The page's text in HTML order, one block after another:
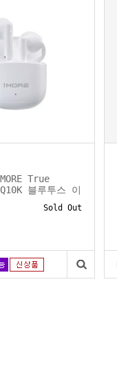
True
블루투스 이
Sold Out